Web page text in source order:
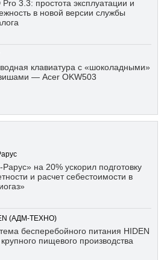
Pro 3.3: простота эксплуатации и
в новой версии службы
клавиатура с «шоколадными»
— Acer OKW503
на 20% ускорил подготовку
и расчет себестоимости в
(АДМ-ТЕХНО)
бесперебойного питания HIDEN
пищевого производства